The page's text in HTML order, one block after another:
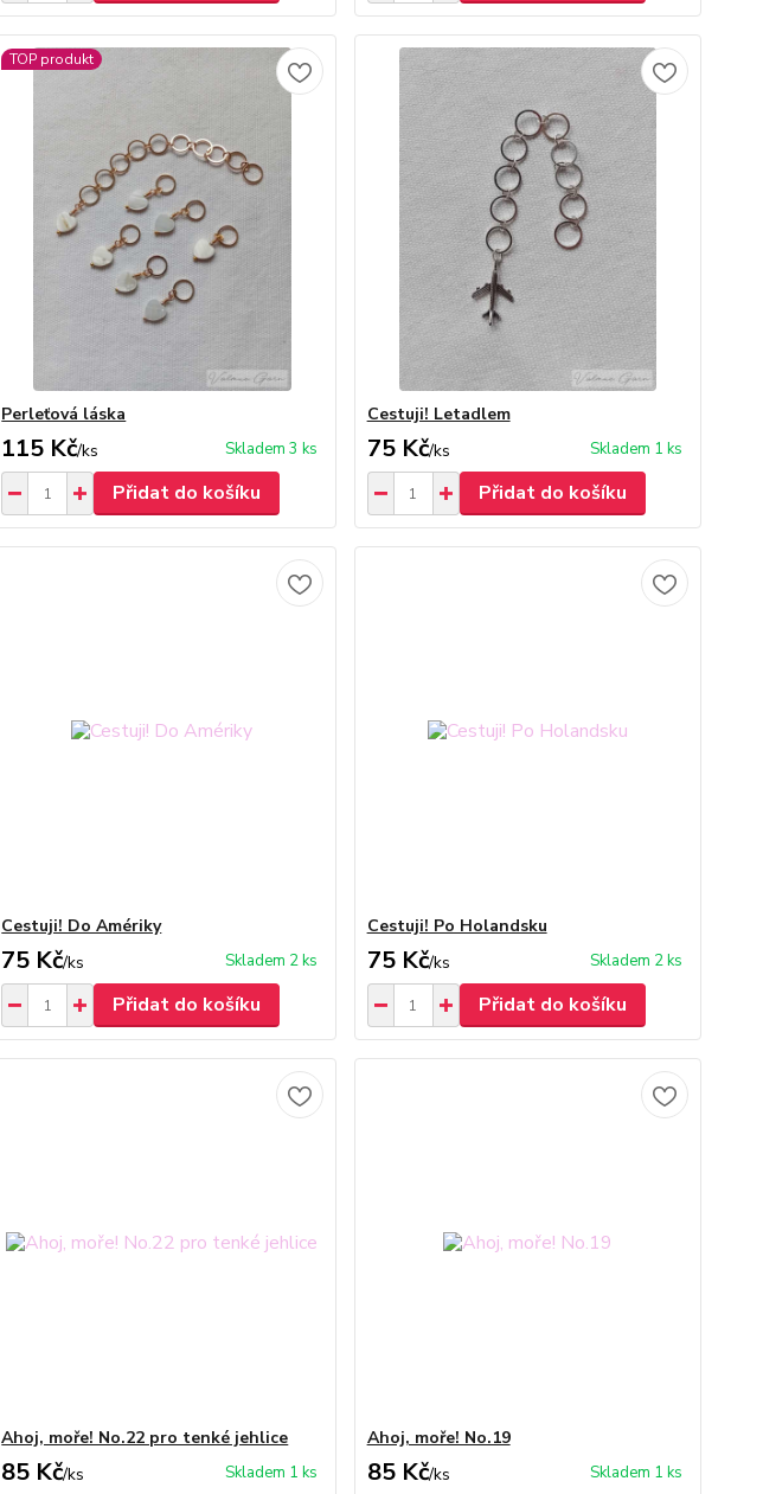
TOP produkt
Perleťová láska
115 Kč/ks Skladem 3 ks
Přidat do košíku
Cestuji! Letadlem
75 Kč/ks Skladem 1 ks
Přidat do košíku
Cestuji! Do Amériky
75 Kč/ks Skladem 2 ks
Přidat do košíku
Cestuji! Po Holandsku
75 Kč/ks Skladem 2 ks
Přidat do košíku
Ahoj, moře! No.22 pro tenké jehlice
85 Kč/ks Skladem 1 ks
Ahoj, moře! No.19
85 Kč/ks Skladem 1 ks